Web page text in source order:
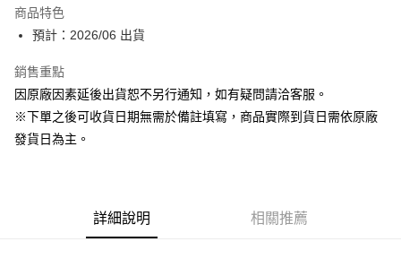
大哥付你分期
【大哥付你分期使用說明】
1.本服務由台灣大哥大提供，台灣大哥大用戶可立即使用無須另外申請。
流程，驗證手機門號後，選擇欲分期的期數、繳款截止日，確認付款後即完
成交易。
【繳款方式說明】
1.分期款項不併入電信帳單，「大哥付你分期」於每月結算日後寄送繳費提
ATM付款
運送方式
預購-付款後全家取貨(舊)
每筆NT$90，滿NT$3,000(含以上)免運費
商品特色
預計：2026/06 出貨
銷售重點
因原廠因素延後出貨恕不另行通知，如有疑問請洽客服。
※下單之後可收貨日期無需於備註填寫，商品實際到貨日需依原廠
發貨日為主。
詳細說明 相關推薦